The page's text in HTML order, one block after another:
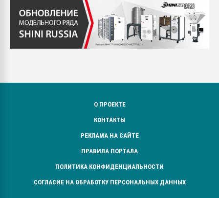
О ПРОЕКТЕ
КОНТАКТЫ
РЕКЛАМА НА САЙТЕ
ПРАВИЛА ПОРТАЛА
ПОЛИТИКА КОНФИДЕНЦИАЛЬНОСТИ
СОГЛАСИЕ НА ОБРАБОТКУ ПЕРСОНАЛЬНЫХ ДАННЫХ